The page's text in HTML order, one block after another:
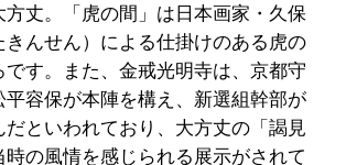
丈。「虎の間」は日本画家・久保
きんせん）による仕掛けのある虎の
す。また、金戒光明寺は、京都守
容保が本陣を構え、新選組幹部が
といわれており、大方丈の「謁見
の風情を感じられる展示がされて